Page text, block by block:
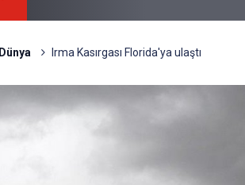
Dünya Irma Kasırgası Florida'ya ulaştı